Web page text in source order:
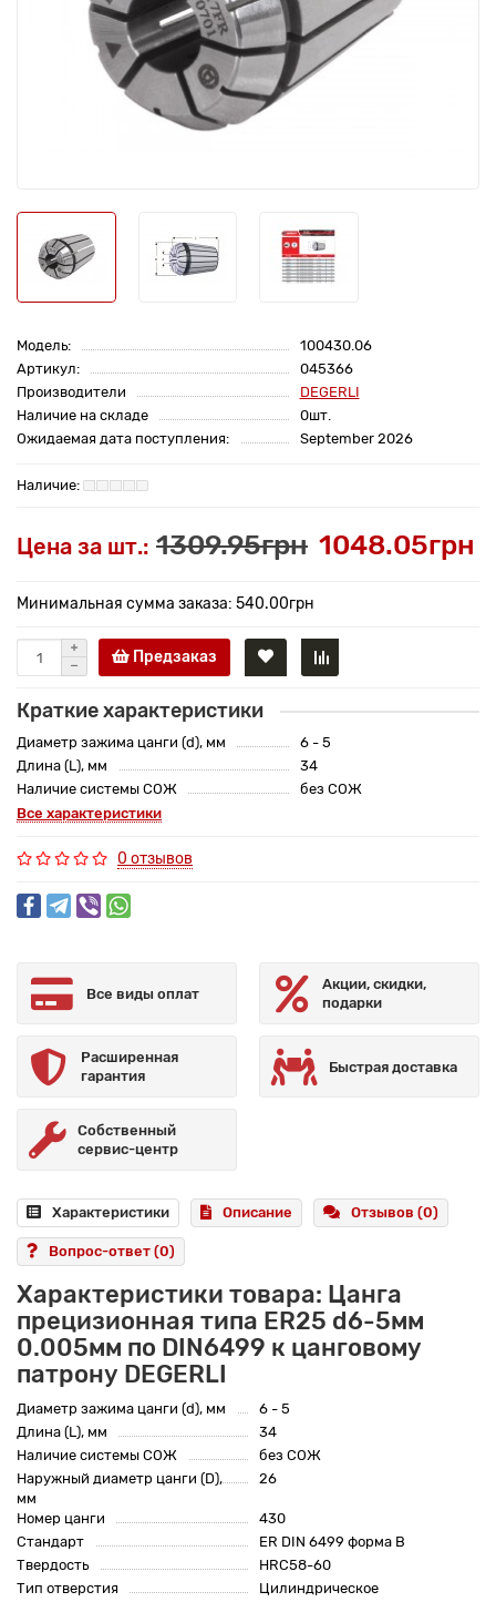
Модель:
100430.06
Артикул:
045366
Производители
DEGERLI
Наличие на складе
0шт.
Ожидаемая дата поступления:
September 2026
Цена за шт.: 1309.95грн 1048.05грн
Минимальная сумма заказа: 540.00грн
Предзаказ
Краткие характеристики
Диаметр зажима цанги (d), мм
6 - 5
Длина (L), мм
34
Наличие системы СОЖ
без СОЖ
Все характеристики
0 отзывов
Все виды оплат
Акции, скидки,
подарки
Расширенная
гарантия
Быстрая доставка
Собственный
сервис-центр
Характеристики Описание Отзывов (0)
Вопрос-ответ (0)
Характеристики товара: Цанга
прецизионная типа ER25 d6-5мм
0.005мм по DIN6499 к цанговому
патрону DEGERLI
Диаметр зажима цанги (d), мм
6 - 5
Длина (L), мм
34
Наличие системы СОЖ
без СОЖ
Наружный диаметр цанги (D),
мм
26
Номер цанги
430
Стандарт
ER DIN 6499 форма B
Твердость
HRC58-60
Тип отверстия
Цилиндрическое